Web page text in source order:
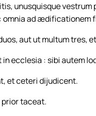
unusquisque
omnia ad ædificationem
aut ut multum tres,
ecclesia : sibi autem
et ceteri dijudicent.
taceat.